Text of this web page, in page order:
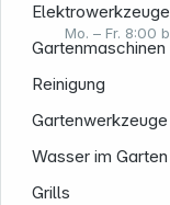
Mo. – Fr. 8:00
Elektrowerkzeuge
Gartenmaschinen
Reinigung
Gartenwerkzeuge
Wasser im Garten
Grills
Rechtliches